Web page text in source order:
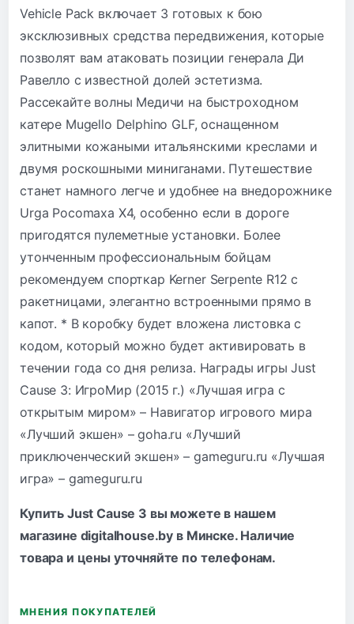
Vehicle Pack включает 3 готовых к бою
эксклюзивных средства передвижения, которые
позволят вам атаковать позиции генерала Ди
Равелло с известной долей эстетизма.
Рассекайте волны Медичи на быстроходном
катере Mugello Delphino GLF, оснащенном
элитными кожаными итальянскими креслами и
двумя роскошными миниганами. Путешествие
станет намного легче и удобнее на внедорожнике
Urga Pocomaxa X4, особенно если в дороге
пригодятся пулеметные установки. Более
утонченным профессиональным бойцам
рекомендуем спорткар Kerner Serpente R12 c
ракетницами, элегантно встроенными прямо в
капот. * В коробку будет вложена листовка с
кодом, который можно будет активировать в
течении года со дня релиза. Награды игры Just
Cause 3: ИгроМир (2015 г.) «Лучшая игра с
открытым миром» – Навигатор игрового мира
«Лучший экшен» – goha.ru «Лучший
приключенческий экшен» – gameguru.ru «Лучшая
игра» – gameguru.ru
Купить Just Cause 3 вы можете в нашем
магазине digitalhouse.by в Минске. Наличие
товара и цены уточняйте по телефонам.
МНЕНИЯ ПОКУПАТЕЛЕЙ